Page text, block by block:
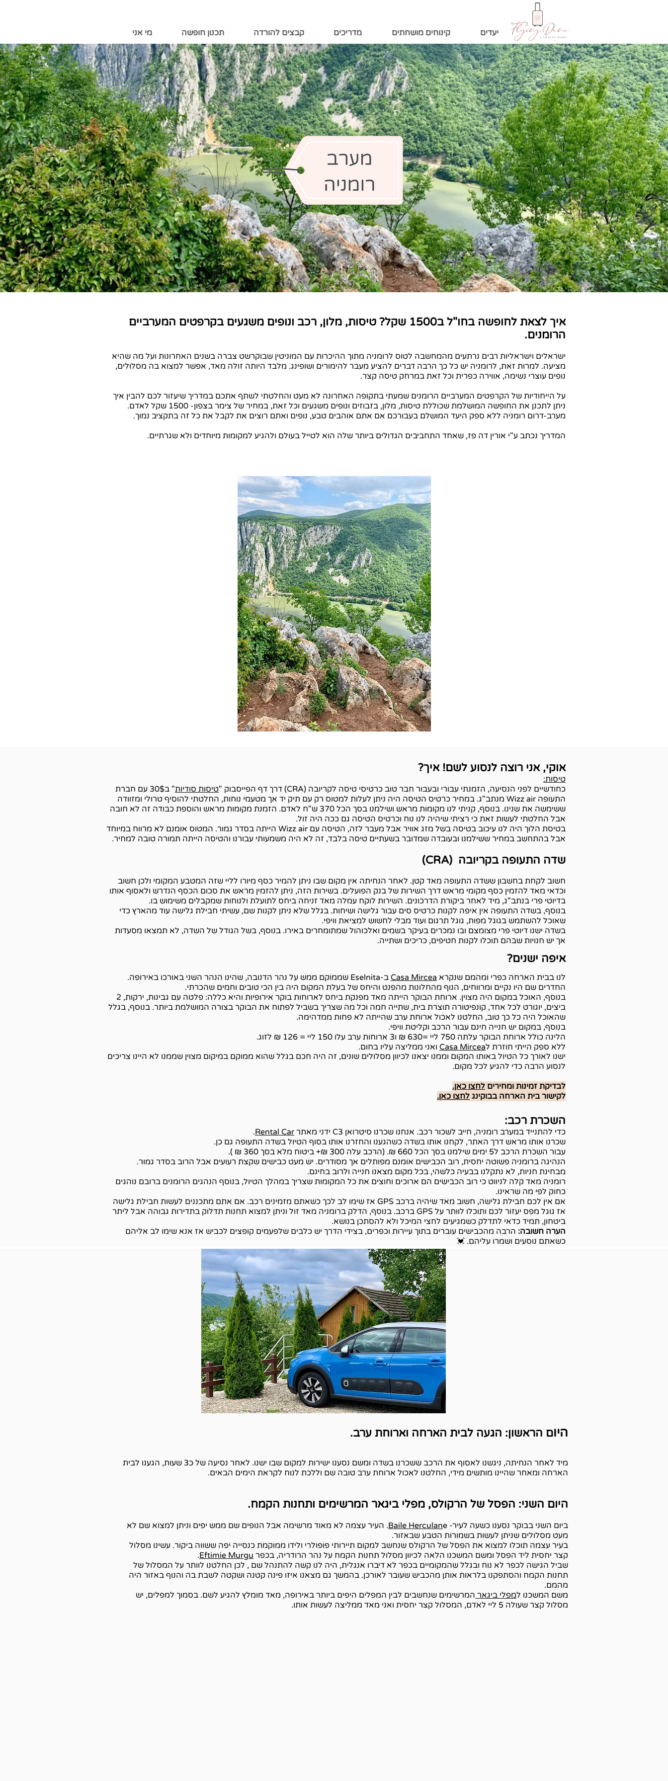
יעדים קינוחים מושחתים מדריכים קבצים להורדה תכנון חופשה מי אני
איך לצאת לחופשה בחו"ל ב1500 שקל? טיסות, מלון, רכב ונופים משגעים בקרפטים המערביים
הרומנים.
ישראלים וישראליות רבים נרתעים מהמחשבה לטוס לרומניה מתוך ההיכרות עם המוניטין שבוקרשט צברה בשנים האחרונות ועל מה שהיא
מציעה. למרות זאת, לרומניה יש כל כך הרבה דברים להציע מעבר להימורים ושופינג. מלבד היותה זולה מאד, אפשר למצוא בה מסלולים,
נופים עוצרי נשימה, אווירה כפרית וכל זאת במרחק טיסה קצר.
על הייחודיות של הקרפטים המערביים הרומנים שמעתי בתקופה האחרונה לא מעט והחלטתי לשתף אתכם במדריך שיעזור לכם להבין איך
ניתן לתכנן את החופשה המושלמת שכוללת טיסות, מלון, בזבוזים ונופים משגעים וכל זאת, במחיר של צימר בצפון- 1500 שקל לאדם.
מערב-דרום רומניה ללא ספק היעד המושלם בעבורכם אם אתם אוהבים טבע, נופים ואתם רוצים את לקבל את כל זה בתקציב נמוך.
המדריך נכתב ע"י אורין דה פז, שאחד התחביבים הגדולים ביותר שלה הוא לטייל בעולם ולהגיע למקומות מיוחדים ולא שגרתיים.
אוקי, אני רוצה לנסוע לשם! איך?
טיסות:
כחודשיים לפני הנסיעה, הזמנתי עבורי ובעבור חבר טוב כרטיסי טיסה לקריובה (CRA) דרך דף הפייסבוק "
טיסות סודיות
" ב30$ עם חברת
התעופה Wizz air מנתב"ג. במחיר כרטיס הטיסה היה ניתן לעלות למטוס רק עם תיק יד אך מטעמי נוחות, החלטתי להוסיף טרולי ומזוודה
ששימשה את שנינו. בנוסף, קניתי לנו מקומות מראש ושילמנו בסך הכל 370 ש"ח לאדם. הזמנת מקומות מראש והוספת כבודה זה לא חובה
אבל החלטתי לעשות זאת כי רציתי שיהיה לנו נוח וכרטיס הטיסה גם ככה היה זול.
בטיסת הלוך היה לנו עיכוב בטיסה בשל מזג אוויר אבל מעבר לזה, הטיסה עם Wizz air הייתה בסדר גמור. המטוס אומנם לא מרווח במיוחד
אבל בהתחשב במחיר ששילמנו ובעובדה שמדובר בשעתיים טיסה בלבד, זה לא היה משמעותי עבורנו והטיסה הייתה תמורה טובה למחיר.
שדה התעופה בקריובה (CRA)
חשוב לקחת בחשבון ששדה התעופה מאד קטן. לאחר הנחיתה אין מקום שבו ניתן להמיר כסף מיורו לליי שזה המטבע המקומי ולכן חשוב
וכדאי מאד להזמין כסף מקומי מראש דרך השירות של בנק הפועלים. בשירות הזה, ניתן להזמין מראש את סכום הכסף הנדרש ולאסוף אותו
בדיוטי פרי בנתב"ג, מיד לאחר ביקורת הדרכונים. השירות לוקח עמלה מאד זניחה ביחס לתועלת ולנוחות שמקבלים משימוש בו.
בנוסף, בשדה התעופה אין איפה לקנות כרטיס סים עבור גלישה ושיחות. בגלל שלא ניתן לקנות שם, עשיתי חבילת גלישה עוד מהארץ כדי
שאוכל להשתמש בגוגל מפות, גוגל תרגום ועוד מבלי לחשוש למציאת וויפי.
בשדה ישנו דיוטי פרי מצומצם ובו נמכרים בעיקר בשמים ואלכוהול שמתומחרים באירו. בנוסף, בשל הגודל של השדה, לא תמצאו מסעדות
אך יש חנויות שבהם תוכלו לקנות חטיפים, כריכים ושתייה.
איפה ישנים?
לנו בבית הארחה כפרי ומהמם שנקרא Casa Mircea
ב-Eselnita שממוקם ממש על נהר הדנובה, שהינו הנהר השני באורכו באירופה.
החדרים שם היו נקיים ומרווחים, הנוף מהחלונות מהפנט והיחס של בעלת המקום היה בין הכי טובים וחמים שהכרתי.
בנוסף, האוכל במקום היה מצוין. ארוחת הבוקר הייתה מאד מפנקת ביחס לארוחות בוקר אירופיות והיא כללה: פלטה עם גבינות, ירקות, 2
ביצים, יוגורט לכל אחד, קונפיטורה תוצרת בית, שתייה חמה וכל מה שצריך בשביל לפתוח את הבוקר בצורה המושלמת ביותר. בנוסף, בגלל
שהאוכל היה כל כך טוב, החלטנו לאכול ארוחת ערב שהייתה לא פחות ממדהימה.
בנוסף, במקום יש חנייה חינם עבור הרכב וקליטת וויפי.
הלינה כולל ארוחת הבוקר עלתה 750 ליי =630 ₪ ו3 ארוחות ערב עלו 150 ליי = 126 ₪ לזוג.
ללא ספק הייתי חוזרת לCasa Mircea ואני ממליצה עליו בחום.
ישנו לאורך כל הטיול באותו המקום וממנו יצאנו לכיוון מסלולים שונים, זה היה חכם בגלל שהוא ממוקם במיקום מצוין שממנו לא היינו צריכים
לנסוע הרבה כדי להגיע לכל מקום.
לבדיקת זמינות ומחירים לחצו כאן.
לקישור בית הארחה בבוקינג לחצו כאן.
השכרת רכב:
כדי להתנייד במערב רומניה, חייב לשכור רכב. אנחנו שכרנו סיטרואן C3 ידני מאתר Rental Car
.
שכרנו אותו מראש דרך האתר, לקחנו אותו בשדה כשהגענו והחזרנו אותו בסוף הטיול בשדה התעופה גם כן.
עבור השכרת הרכב ל5 ימים שילמנו בסך הכל 660 ₪. (הרכב עלה 300 ₪+ ביטוח מלא בסך 360 ₪ ).
הנהיגה ברומניה פשוטה יחסית, רוב הכבישים אומנם מפותלים אך מסודרים. יש מעט כבישים שקצת רעועים אבל הרוב בסדר גמור.
מבחינת חניות, לא נתקלנו בבעיה כלשהי, בכל מקום מצאנו חנייה ולרוב בחינם.
רומניה מאד קלה לניווט כי רוב הכבישים הם ארוכים וחוצים את כל המקומות שצריך במהלך הטיול, בנוסף הנהגים הרומנים ברובם נוהגים
כחוק לפי מה שראינו.
אם אין לכם חבילת גלישה, חשוב מאד שיהיה ברכב GPS אז שימו לב לכך כשאתם מזמינים רכב. אם אתם מתכננים לעשות חבילת גלישה
אז גוגל מפס יעזור לכם ותוכלו לוותר על GPS ברכב. בנוסף, הדלק ברומניה מאד זול וניתן למצוא תחנות תדלוק בתדירות גבוהה אבל ליתר
ביטחון, תמיד כדאי לתדלק כשמגיעים לחצי המיכל ולא להסתכן בנושא.
הערה חשובה: הרבה מהכבישים עוברים בתוך עיירות וכפרים, בצידי הדרך יש כלבים שלפעמים קופצים לכביש אז אנא שימו לב אליהם
כשאתם נוסעים ושמרו עליהם. 💓
היום הראשון: הגעה לבית הארחה וארוחת ערב.
מיד לאחר הנחיתה, ניגשנו לאסוף את הרכב ששכרנו בשדה ומשם נסענו ישירות למקום שבו ישנו. לאחר נסיעה של כ3 שעות, הגענו לבית
הארחה ומאחר שהיינו מותשים מידי, החלטנו לאכול ארוחת ערב טובה שם וללכת לנוח לקראת הימים הבאים.
היום השני: הפסל של הרקולס, מפלי ביגאר המרשימים ותחנות הקמח.
ביום השני בבוקר נסענו כשעה לעיר- Baile Herculane. העיר עצמה לא מאוד מרשימה אבל הנופים שם ממש יפים וניתן למצוא שם לא
מעט מסלולים שניתן לעשות בשמורות הטבע שבאזור.
בעיר עצמה תוכלו למצוא את הפסל של הרקולס שנחשב למקום תיירותי פופולרי ולידו ממוקמת כנסייה יפה ששווה ביקור. עשינו מסלול
קצר יחסית ליד הפסל ומשם המשכנו הלאה לכיוון מסלול תחנות הקמח על נהר הרודריה, בכפר Eftimie Murgu
.
שביל הגישה לכפר לא נוח ובגלל שהמקומיים בכפר לא דיברו אנגלית, היה לנו קשה להתנהל שם , לכן החלטנו לוותר על המסלול של
תחנות הקמח והסתפקנו בלראות אותן מהכביש שעובר לאורכן. בהמשך גם מצאנו איזו פינה קטנה ושקטה לשבת בה והנוף באזור היה
מהמם.
משם המשכנו למפלי ביגאר המרשימים שנחשבים לבין המפלים היפים ביותר באירופה, מאד מומלץ להגיע לשם. בסמוך למפלים, יש
מסלול קצר שעולה 5 ליי לאדם, המסלול קצר יחסית ואני מאד ממליצה לעשות אותו.